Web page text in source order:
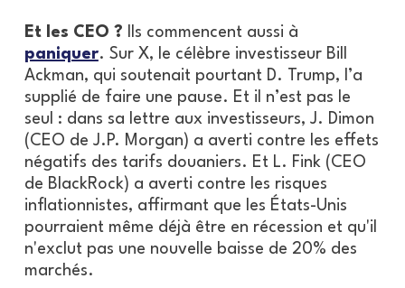
Et les CEO ? Ils commencent aussi à
paniquer. Sur X, le célèbre investisseur Bill
Ackman, qui soutenait pourtant D. Trump, l’a
supplié de faire une pause. Et il n’est pas le
seul : dans sa lettre aux investisseurs, J. Dimon
(CEO de J.P. Morgan) a averti contre les effets
négatifs des tarifs douaniers. Et L. Fink (CEO
de BlackRock) a averti contre les risques
inflationnistes, affirmant que les États-Unis
pourraient même déjà être en récession et qu'il
n'exclut pas une nouvelle baisse de 20% des
marchés.